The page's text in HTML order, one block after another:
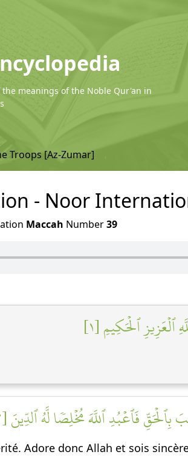
meanings of the Noble Qur'an in
Troops [Az-Zumar]
- Noor
Maccah Number39
ٱلۡحَكِيمِ [١]
بِٱلۡحَقِّ فَٱعۡبُدِ ٱللَّهَ مُخۡلِصٗا لَّهُ ٱلدِّينَ [٢]
Adore donc Allah et sois